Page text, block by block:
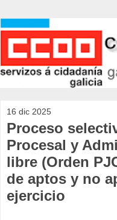
16 dic 2025
Proceso
Procesal y
libre (Orden
de aptos y no
ejercicio